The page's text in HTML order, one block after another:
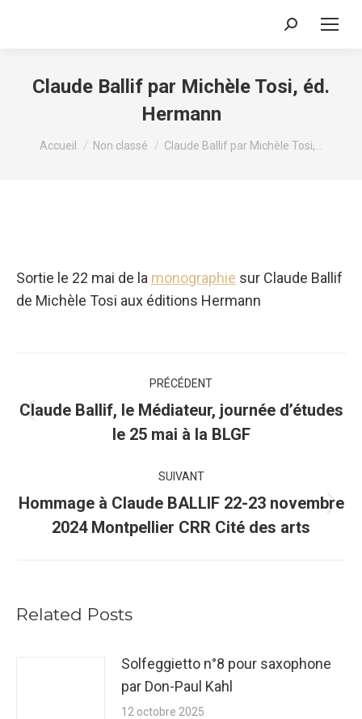
Recherche
Claude Ballif par Michèle Tosi, éd.
Hermann
Vous êtes ici :
Accueil Non classé Claude Ballif par Michèle Tosi,…
Sortie le 22 mai de la monographie sur Claude Ballif
de Michèle Tosi aux éditions Hermann
article
PRÉCÉDENT
Article
précédent
Claude Ballif, le Médiateur, journée d’études
le 25 mai à la BLGF
SUIVANT
Article
suivant
Hommage à Claude BALLIF 22-23 novembre
2024 Montpellier CRR Cité des arts
Related Posts
Solfeggietto n°8 pour saxophone
par Don-Paul Kahl
12 octobre 2025